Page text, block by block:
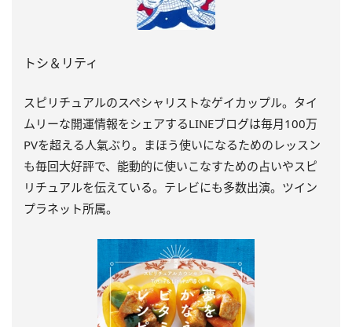
トシ＆リティ
スピリチュアルのスペシャリストなゲイカップル。タイ
ムリーな開運情報をシェアするLINEブログは毎月100万
PVを超える人氣ぶり。まほう使いになるためのレッスン
も毎回大好評で、能動的に使いこなすための占いやスピ
リチュアルを伝えている。テレビにも多数出演。ツイン
プラネット所属。